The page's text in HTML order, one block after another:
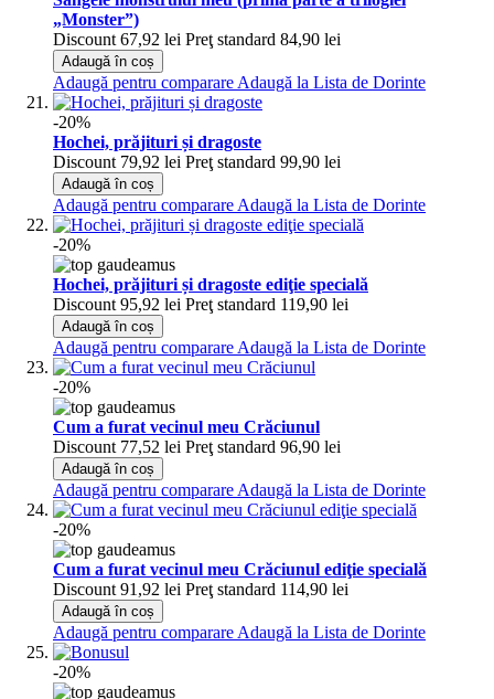
„Monster”)
Discount 67,92 lei Preţ standard 84,90 lei
Adaugă în coș
Adaugă pentru comparare Adaugă la Lista de Dorinte
-20%
Hochei, prăjituri și dragoste
Discount 79,92 lei Preţ standard 99,90 lei
Adaugă în coș
Adaugă pentru comparare Adaugă la Lista de Dorinte
-20%
Hochei, prăjituri și dragoste ediţie specială
Discount 95,92 lei Preţ standard 119,90 lei
Adaugă în coș
Adaugă pentru comparare Adaugă la Lista de Dorinte
-20%
Cum a furat vecinul meu Crăciunul
Discount 77,52 lei Preţ standard 96,90 lei
Adaugă în coș
Adaugă pentru comparare Adaugă la Lista de Dorinte
-20%
Cum a furat vecinul meu Crăciunul ediţie specială
Discount 91,92 lei Preţ standard 114,90 lei
Adaugă în coș
Adaugă pentru comparare Adaugă la Lista de Dorinte
-20%